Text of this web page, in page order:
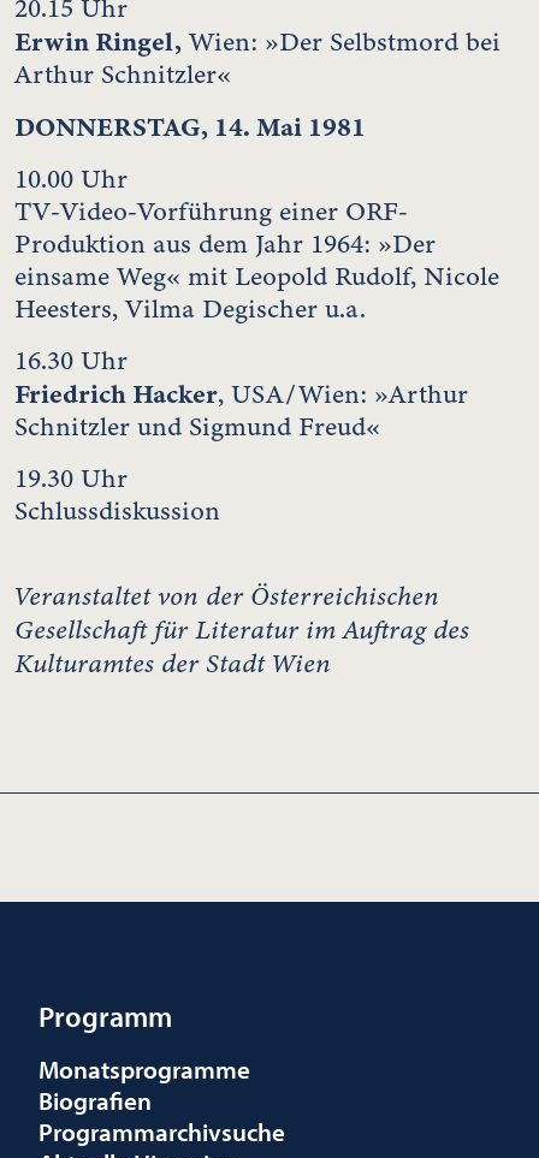
20.15 Uhr
Erwin Ringel, Wien: »Der Selbstmord bei
Arthur Schnitzler«
DONNERSTAG, 14. Mai 1981
10.00 Uhr
TV-Video-Vorführung einer ORF-
Produktion aus dem Jahr 1964: »Der
einsame Weg« mit Leopold Rudolf, Nicole
Heesters, Vilma Degischer u.a.
16.30 Uhr
Friedrich Hacker, USA/Wien: »Arthur
Schnitzler und Sigmund Freud«
19.30 Uhr
Schlussdiskussion
Veranstaltet von der Österreichischen
Gesellschaft für Literatur im Auftrag des
Kulturamtes der Stadt Wien
Programm
Monatsprogramme
Biografien
Programmarchivsuche